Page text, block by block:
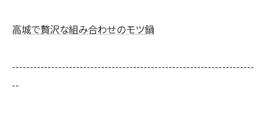
高城で贅沢な組み合わせのモツ鍋
--------------------------------------------------------------------
--